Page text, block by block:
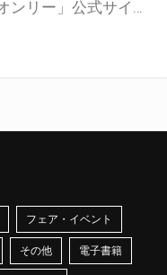
「とらのあなWEBオンリー」公式サイトでとらのあな通販の「割引クーポン」を配布中！ イベントごとに開催当日限定で使える割引クーポンのシリアルコードを発行します。 とらのあなWEBオンリーのページをチェックして、イベント当日にお得にお買い物を楽しみましょう♪ ※本キャンペーンは予告なく終了する場合がございます。 とらのあなWEBオンリーサイトはこちら
フェア・イベント
その他 電子書籍